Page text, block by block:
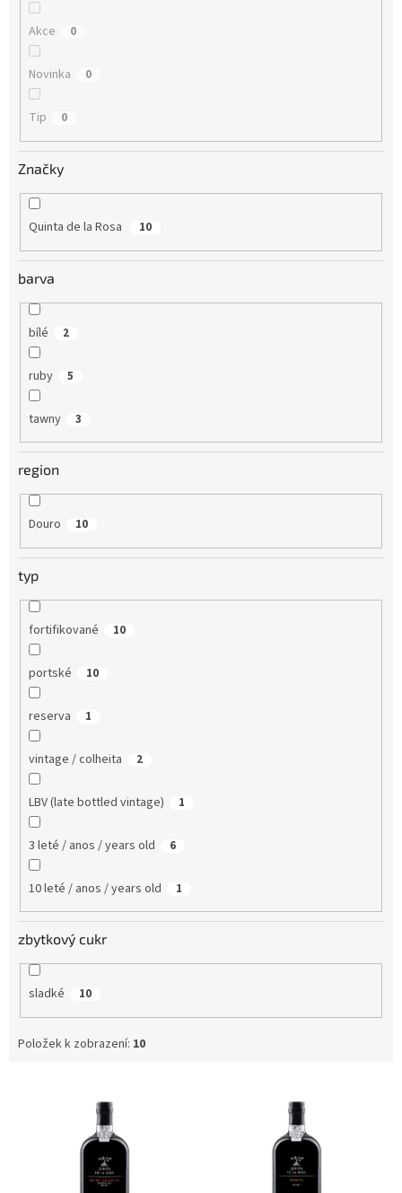
Akce 0
Novinka 0
Tip 0
Značky
Quinta de la Rosa 10
barva
bílé 2
ruby 5
tawny 3
region
Douro 10
typ
fortifikované 10
portské 10
reserva 1
vintage / colheita 2
LBV (late bottled vintage) 1
3 leté / anos / years old 6
10 leté / anos / years old 1
zbytkový cukr
sladké 10
Položek k zobrazení: 10